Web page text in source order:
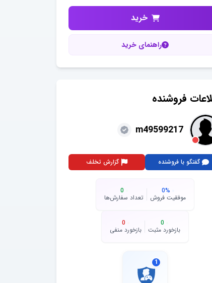
خرید
راهنمای خرید
فروشنده
m49599217
گفتگو با فروشنده گزارش تخلف
0%
موفقیت فروش
0
تعداد سفارش‌ها
0
بازخورد مثبت
0
بازخورد منفی
1